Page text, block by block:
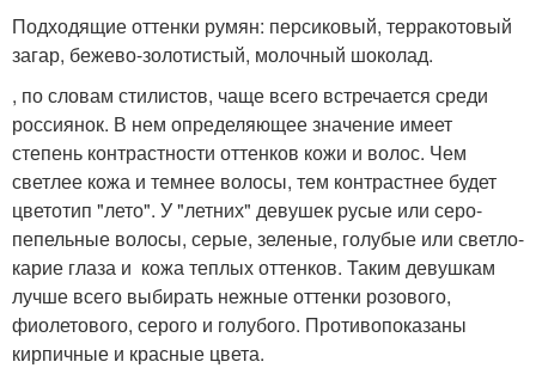
Подходящие оттенки румян: персиковый, терракотовый
загар, бежево-золотистый, молочный шоколад.
, по словам стилистов, чаще всего встречается среди
россиянок. В нем определяющее значение имеет
степень контрастности оттенков кожи и волос. Чем
светлее кожа и темнее волосы, тем контрастнее будет
цветотип "лето". У "летних" девушек русые или серо-
пепельные волосы, серые, зеленые, голубые или светло-
карие глаза и кожа теплых оттенков. Таким девушкам
лучше всего выбирать нежные оттенки розового,
фиолетового, серого и голубого. Противопоказаны
кирпичные и красные цвета.